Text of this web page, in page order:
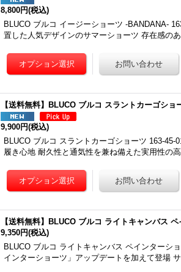
8,800円(税込)
BLUCO ブルコ イージーショーツ -BANDANA-
置した人気デザインのサマーショーツ 存在感の
【送料無料】BLUCO ブルコ スラントカーゴショ
9,900円(税込)
BLUCO ブルコ スラントカーゴショーツ 163-
履き心地 耐久性と通気性を兼ね備えた実用性の
【送料無料】BLUCO ブルコ ライトキャンバス
9,350円(税込)
BLUCO ブルコ ライトキャンバス ペインターシ
インターショーツ」アップデートを加えて登場